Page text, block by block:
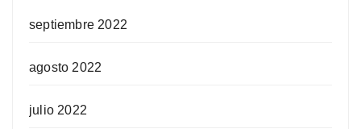
septiembre 2022
agosto 2022
julio 2022